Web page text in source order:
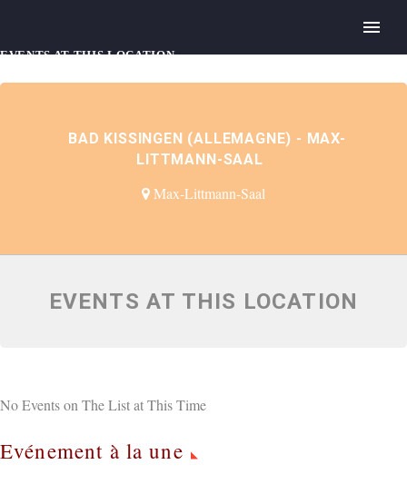
EVENTS AT THIS LOCATION
BAD KISSINGEN (ALLEMAGNE) - MAX-
LITTMANN-SAAL
Max-Littmann-Saal
EVENTS AT THIS LOCATION
No Events on The List at This Time
Evénement à la une